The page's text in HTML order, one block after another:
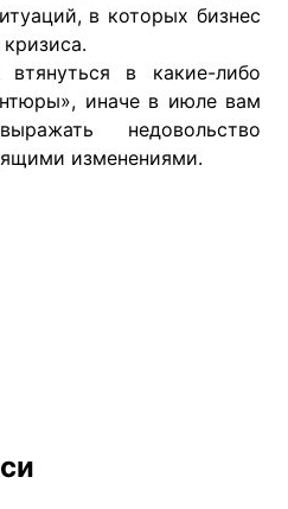
в которых бизнес
в какие-либо
иначе в июле вам
недовольство
изменениями.